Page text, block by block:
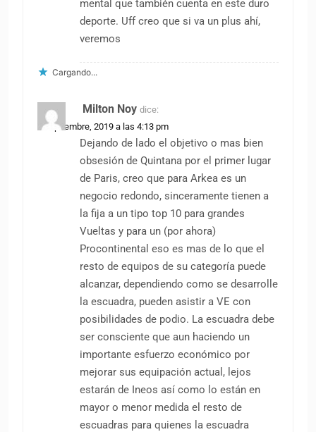
mental que también cuenta en este duro
deporte. Uff creo que si va un plus ahí,
veremos
Cargando...
Milton Noy dice:
2 septiembre, 2019 a las 4:13 pm
Dejando de lado el objetivo o mas bien
obsesión de Quintana por el primer lugar
de Paris, creo que para Arkea es un
negocio redondo, sinceramente tienen a
la fija a un tipo top 10 para grandes
Vueltas y para un (por ahora)
Procontinental eso es mas de lo que el
resto de equipos de su categoría puede
alcanzar, dependiendo como se desarrolle
la escuadra, pueden asistir a VE con
posibilidades de podio. La escuadra debe
ser consciente que aun haciendo un
importante esfuerzo económico por
mejorar sus equipación actual, lejos
estarán de Ineos así como lo están en
mayor o menor medida el resto de
escuadras para quienes la escuadra